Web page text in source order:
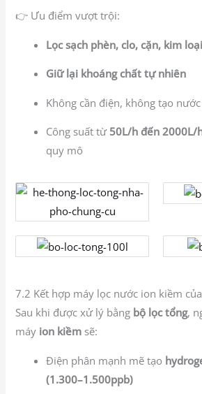
👉 Ưu điểm vượt trội:
Lọc sạch phèn, clo, cặn, kim
Giữ lại khoáng chất tự nhiên
Không cần điện, không tạo
Công suất từ 50L/h đến 2000L/
quy mô
7.2 Kết hợp máy lọc nước ion kiềm
Sau khi được xử lý bằng bộ lọc tổng,
máy ion kiềm sẽ:
Điện phân mạnh mẽ tạo
(1.300–1.500ppb)